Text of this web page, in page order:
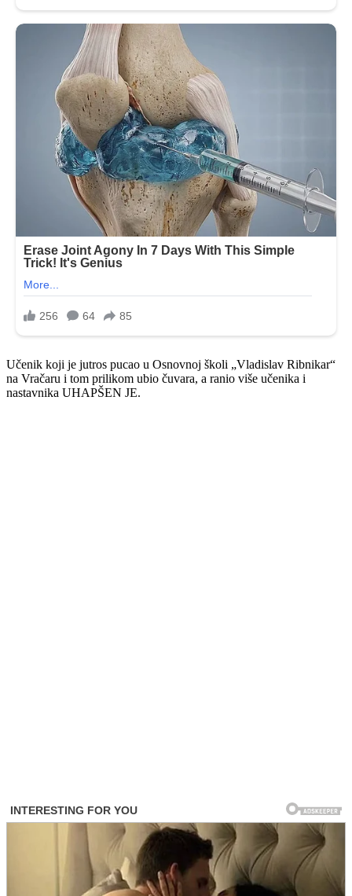
Učenik koji je jutros pucao u Osnovnoj školi „Vladislav Ribnikar“
na Vračaru i tom prilikom ubio čuvara, a ranio više učenika i
nastavnika UHAPŠEN JE.